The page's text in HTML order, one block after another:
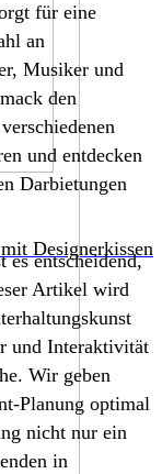
Designerkissen
für eine
an
Musiker und
den
und entdecken
Darbietungen
es entscheidend,
Artikel wird
und Interaktivität
Wir geben
Planung optimal
nicht nur ein
in